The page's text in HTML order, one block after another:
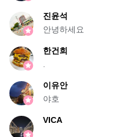
진윤석
안녕하세요
한건희
이유안
야호
VICA